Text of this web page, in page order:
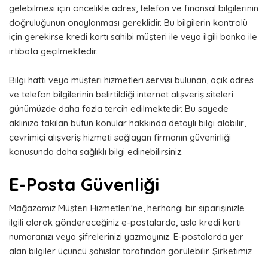
gelebilmesi için öncelikle adres, telefon ve finansal bilgilerinin
doğruluğunun onaylanması gereklidir. Bu bilgilerin kontrolü
için gerekirse kredi kartı sahibi müşteri ile veya ilgili banka ile
irtibata geçilmektedir.
Bilgi hattı veya müşteri hizmetleri servisi bulunan, açık adres
ve telefon bilgilerinin belirtildiği internet alışveriş siteleri
günümüzde daha fazla tercih edilmektedir. Bu sayede
aklınıza takılan bütün konular hakkında detaylı bilgi alabilir,
çevrimiçi alışveriş hizmeti sağlayan firmanın güvenirliği
konusunda daha sağlıklı bilgi edinebilirsiniz.
E-Posta Güvenliği
Mağazamız Müşteri Hizmetleri'ne, herhangi bir siparişinizle
ilgili olarak göndereceğiniz e-postalarda, asla kredi kartı
numaranızı veya şifrelerinizi yazmayınız. E-postalarda yer
alan bilgiler üçüncü şahıslar tarafından görülebilir. Şirketimiz